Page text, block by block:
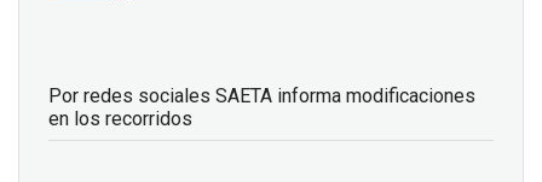
Por redes sociales SAETA informa modificaciones
en los recorridos